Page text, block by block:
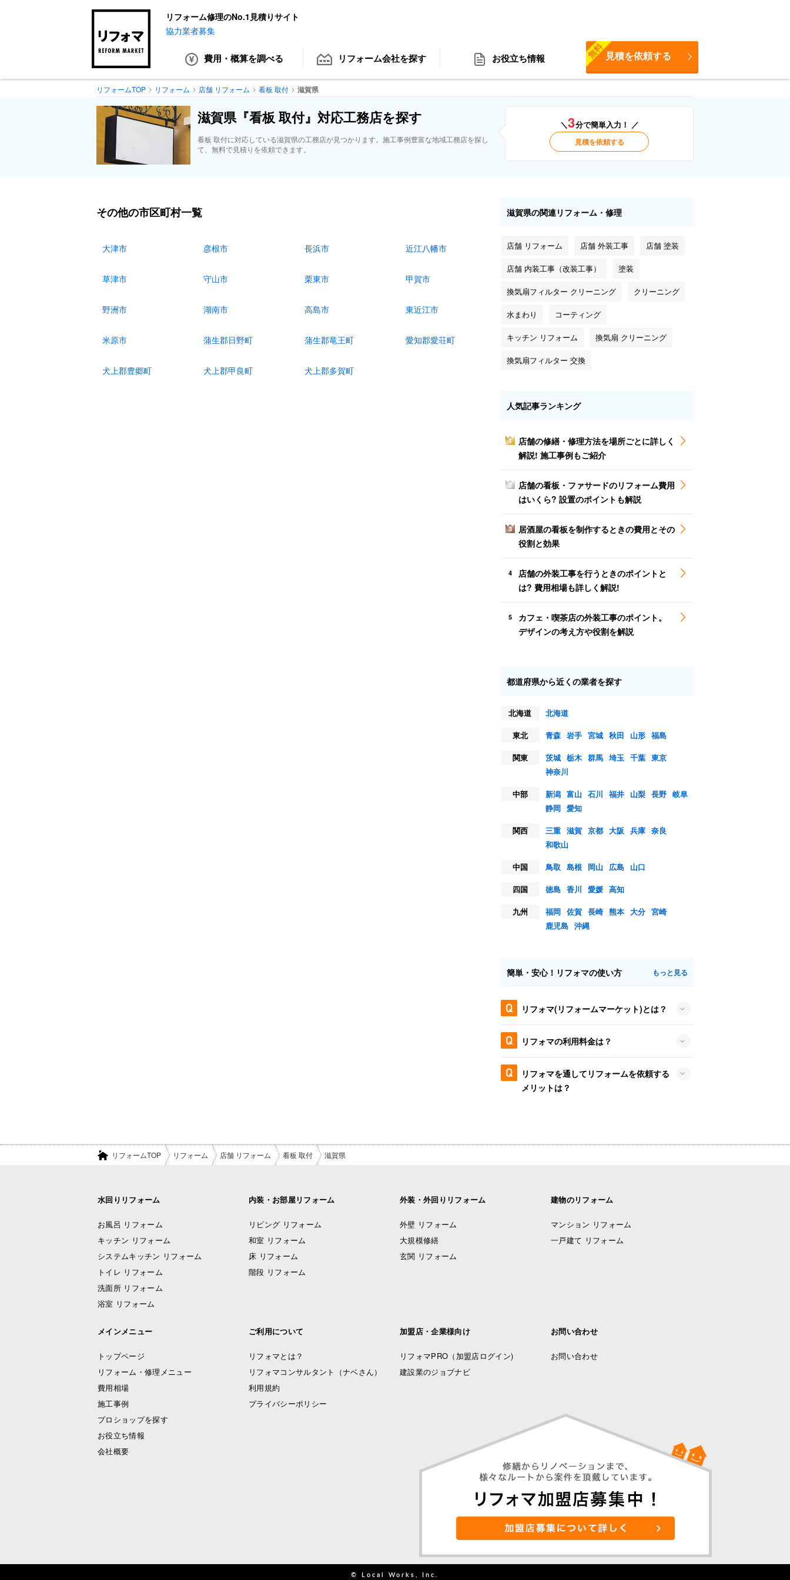
リフォーム修理のNo.1見積りサイト
協力業者募集
費用・概算を調べる リフォーム会社を探す お役立ち情報 見積を依頼する
無料
リフォームTOP リフォーム 店舗 リフォーム 看板 取付 滋賀県
滋賀県『看板 取付』対応工務店を探す
看板 取付に対応している滋賀県の工務店が見つかります。施工事例豊富な地域工務店を探し
て、無料で見積りを依頼できます。
＼3分で簡単入力！ ／
見積を依頼する
その他の市区町村一覧
大津市 彦根市 長浜市 近江八幡市
草津市 守山市 栗東市 甲賀市
野洲市 湖南市 高島市 東近江市
米原市 蒲生郡日野町 蒲生郡竜王町 愛知郡愛荘町
犬上郡豊郷町 犬上郡甲良町 犬上郡多賀町
滋賀県の関連リフォーム・修理
店舗 リフォーム 店舗 外装工事 店舗 塗装
店舗 内装工事（改装工事） 塗装
換気扇フィルター クリーニング クリーニング
水まわり コーティング
キッチン リフォーム 換気扇 クリーニング
換気扇フィルター 交換
人気記事ランキング
1
店舗の修繕・修理方法を場所ごとに詳しく
解説! 施工事例もご紹介
2
店舗の看板・ファサードのリフォーム費用
はいくら? 設置のポイントも解説
3
居酒屋の看板を制作するときの費用とその
役割と効果
4
店舗の外装工事を行うときのポイントと
は? 費用相場も詳しく解説!
5
カフェ・喫茶店の外装工事のポイント。
デザインの考え方や役割を解説
都道府県から近くの業者を探す
北海道
北海道
東北
青森 岩手 宮城 秋田 山形 福島
関東
茨城 栃木 群馬 埼玉 千葉 東京
神奈川
中部
新潟 富山 石川 福井 山梨 長野 岐阜
静岡 愛知
関西
三重 滋賀 京都 大阪 兵庫 奈良
和歌山
中国
鳥取 島根 岡山 広島
山口
四国
徳島 香川 愛媛 高知
九州
福岡 佐賀 長崎 熊本 大分 宮崎
鹿児島 沖縄
簡単・安心！リフォマの使い方 もっと見る
リフォマ(リフォームマーケット)とは？
リフォマの利用料金は？
リフォマを通してリフォームを依頼する
メリットは？
リフォームTOP リフォーム 店舗 リフォーム 看板 取付 滋賀県
水回りリフォーム
お風呂 リフォーム
キッチン リフォーム
システムキッチン リフォーム
トイレ リフォーム
洗面所 リフォーム
浴室 リフォーム
内装・お部屋リフォーム
リビング リフォーム
和室 リフォーム
床 リフォーム
階段 リフォーム
外装・外回りリフォーム
外壁 リフォーム
大規模修繕
玄関 リフォーム
建物のリフォーム
マンション リフォーム
一戸建て リフォーム
メインメニュー
トップページ
リフォーム・修理メニュー
費用相場
施工事例
プロショップを探す
お役立ち情報
会社概要
ご利用について
リフォマとは？
リフォマコンサルタント（ナベさん）
利用規約
プライバシーポリシー
加盟店・企業様向け
リフォマPRO （加盟店ログイン)
建設業のジョブナビ
お問い合わせ
お問い合わせ
© Local Works, Inc.